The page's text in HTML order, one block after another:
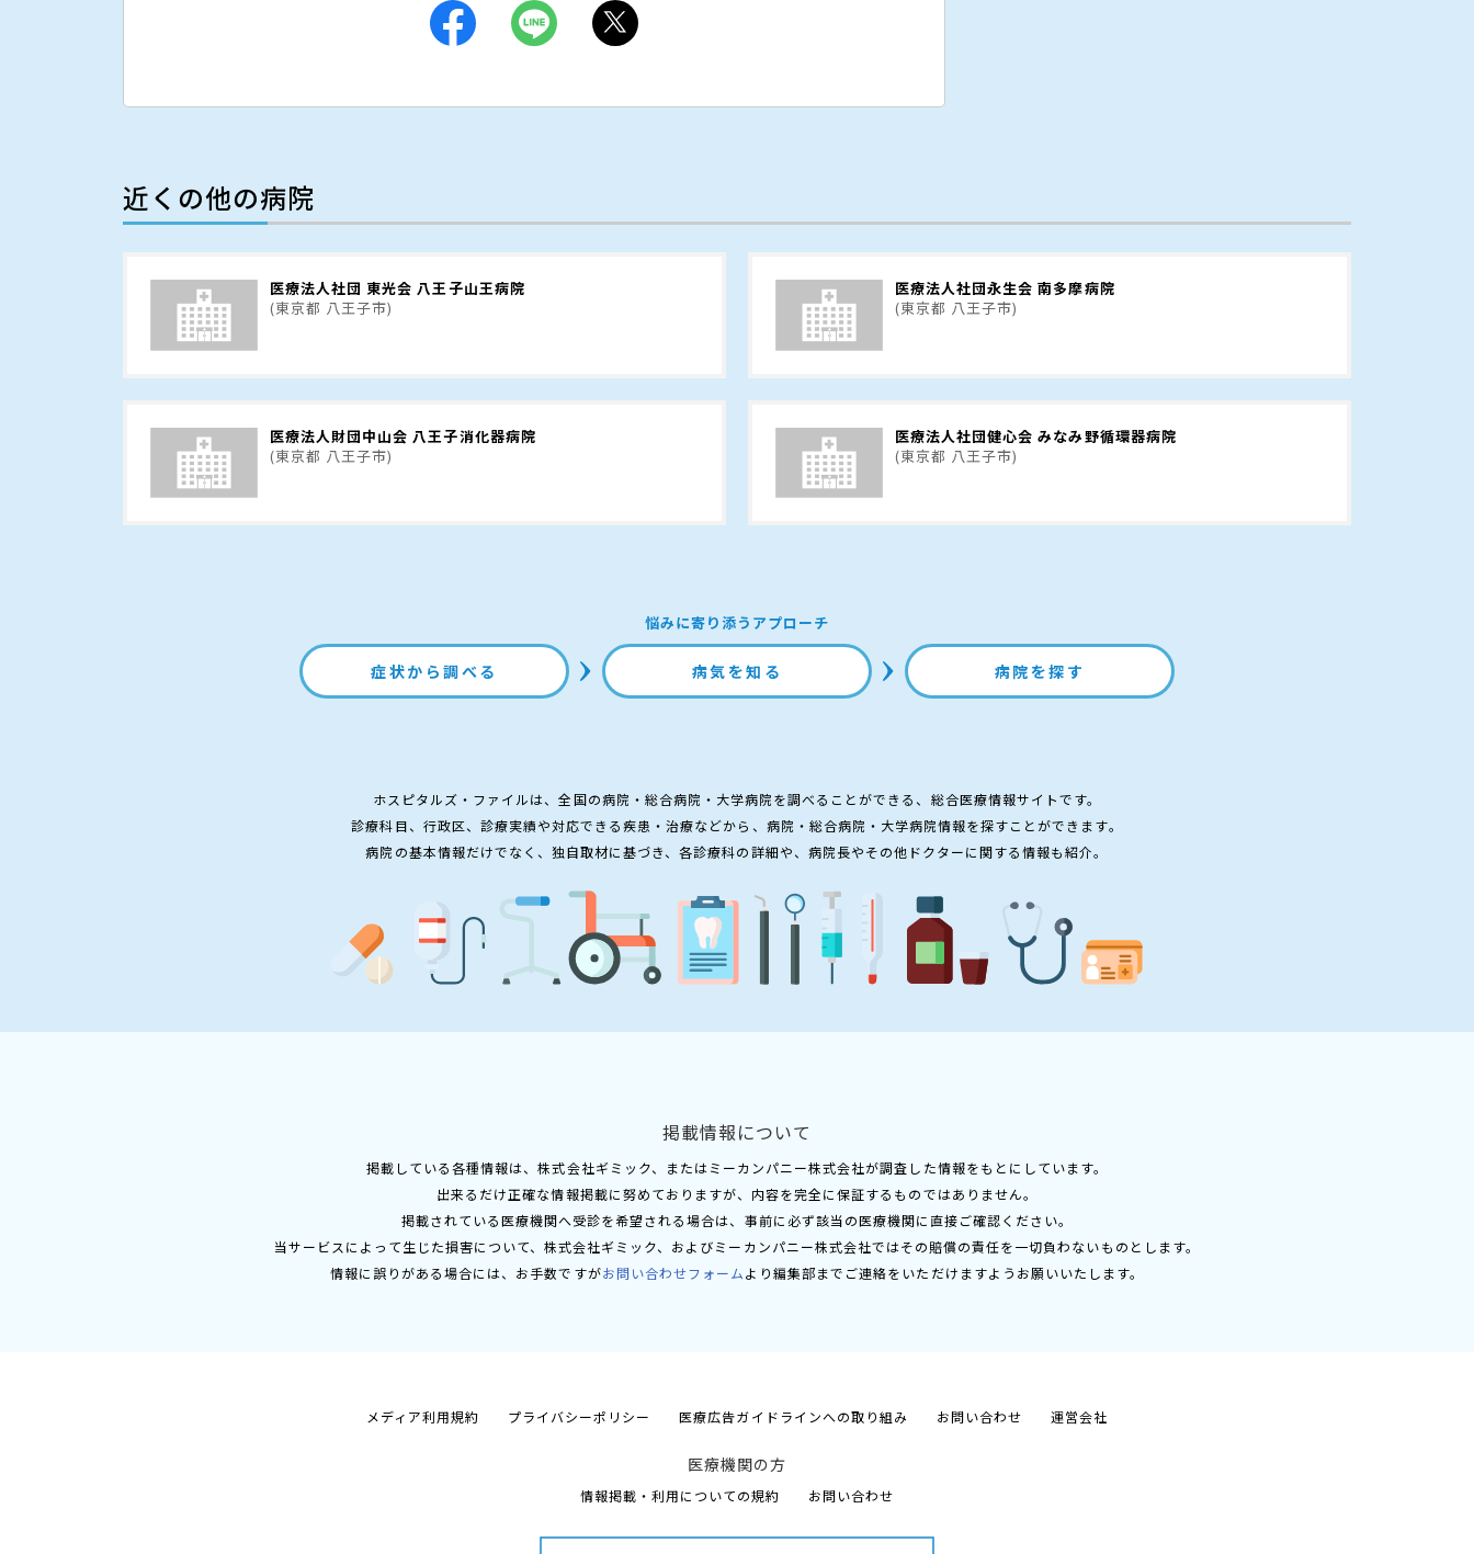
近くの他の病院
医療法人社団 東光会 八王子山王病院
(東京都 八王子市)
医療法人社団永生会 南多摩病院
(東京都 八王子市)
医療法人財団中山会 八王子消化器病院
(東京都 八王子市)
医療法人社団健心会 みなみ野循環器病院
(東京都 八王子市)
悩みに寄り添うアプローチ
症状から調べる 病気を知る 病院を探す
ホスピタルズ・ファイルは、全国の病院・総合病院・大学病院を調べることができる、総合医療情報サイトです。
診療科目、行政区、診療実績や対応できる疾患・治療などから、病院・総合病院・大学病院情報を探すことができます。
病院の基本情報だけでなく、独自取材に基づき、各診療科の詳細や、病院長やその他ドクターに関する情報も紹介。
掲載情報について
掲載している各種情報は、株式会社ギミック、またはミーカンパニー株式会社が調査した情報をもとにしています。
出来るだけ正確な情報掲載に努めておりますが、内容を完全に保証するものではありません。
掲載されている医療機関へ受診を希望される場合は、事前に必ず該当の医療機関に直接ご確認ください。
当サービスによって生じた損害について、株式会社ギミック、およびミーカンパニー株式会社ではその賠償の責任を一切負わないものとします。
情報に誤りがある場合には、お手数ですがお問い合わせフォームより編集部までご連絡をいただけますようお願いいたします。
メディア利用規約 プライバシーポリシー 医療広告ガイドラインへの取り組み お問い合わせ 運営会社
医療機関の方
情報掲載・利用についての規約 お問い合わせ